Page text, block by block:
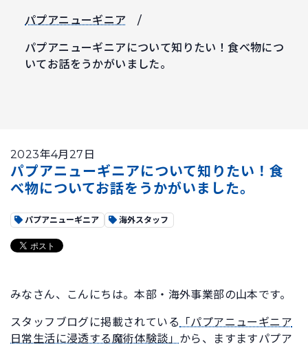
パプアニューギニア
パプアニューギニアについて知りたい！食べ物につ
いてお話をうかがいました。
2023年4月27日
パプアニューギニアについて知りたい！食
べ物についてお話をうかがいました。
パプアニューギニア 海外スタッフ
みなさん、こんにちは。本部・海外事業部の山本です。
スタッフブログに掲載されている
「パプアニューギニア
日常生活に浸透する魔術体験談」 から、ますますパプア